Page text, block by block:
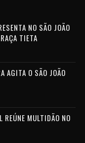
NO SÃO JOÃO
TIETA
AGITA O SÃO JOÃO
REÚNE MULTIDÃO NO